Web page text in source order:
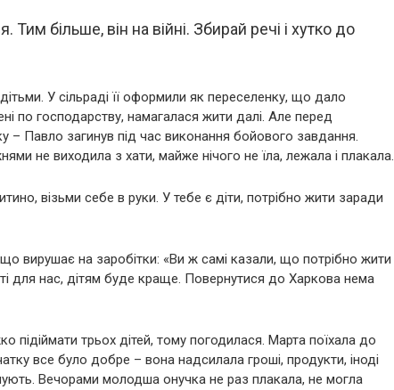
Тим більше, він на війні. Збирай речі і хутко до
У сільраді її оформили як переселенку, що дало
по господарству, намагалася жити далі. Але перед
– Павло загинув під час виконання бойового завдання.
не виходила з хати, майже нічого не їла, лежала і плакала.
візьми себе в руки. У тебе є діти, потрібно жити заради
вирушає на заробітки: «Ви ж самі казали, що потрібно жити
для нас, дітям буде краще. Повернутися до Харкова нема
трьох дітей, тому погодилася. Марта поїхала до
все було добре – вона надсилала гроші, продукти, іноді
Вечорами молодша онучка не раз плакала, не могла